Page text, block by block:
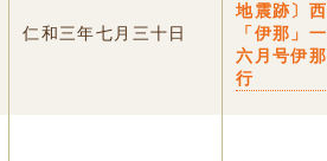
仁和三年七月三十日
地震跡〕
「伊那」
六月号伊
行